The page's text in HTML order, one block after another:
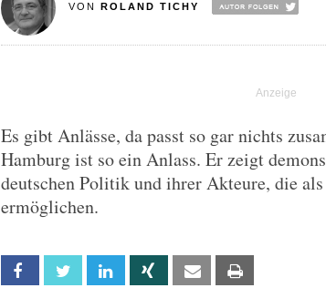
VON ROLAND TICHY
Es gibt Anlässe, da passt so gar nichts
Hamburg ist so ein Anlass. Er zeigt
deutschen Politik und ihrer Akteure, die
ermöglichen.
Facebook Twitter Linkedin Xing Email